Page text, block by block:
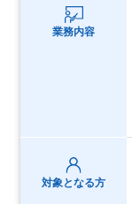
業務内容
対象となる方